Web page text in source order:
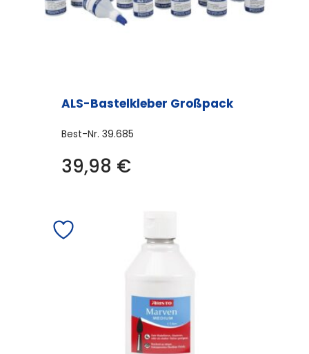
ALS-Bastelkleber Großpack
Best-Nr. 39.685
39,98 €